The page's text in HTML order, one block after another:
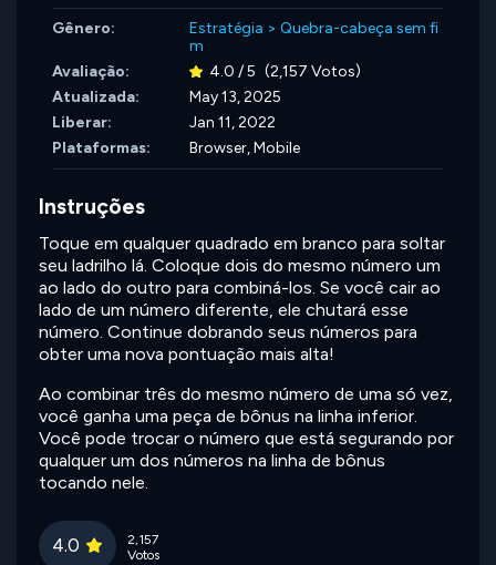
Gênero: Estratégia > Quebra-cabeça sem fi
m
Avaliação:
4.0 / 5 (2,157 Votos)
Atualizada:
May 13, 2025
Liberar:
Jan 11, 2022
Plataformas:
Browser, Mobile
Instruções
Toque em qualquer quadrado em branco para soltar
seu ladrilho lá. Coloque dois do mesmo número um
ao lado do outro para combiná-los. Se você cair ao
lado de um número diferente, ele chutará esse
número. Continue dobrando seus números para
obter uma nova pontuação mais alta!
Ao combinar três do mesmo número de uma só vez,
você ganha uma peça de bônus na linha inferior.
Você pode trocar o número que está segurando por
qualquer um dos números na linha de bônus
tocando nele.
4.0
2,157
Votos